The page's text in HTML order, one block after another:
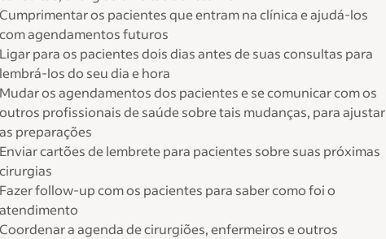
Cumprimentar os pacientes que entram na clínica e ajudá-los
com agendamentos futuros
Ligar para os pacientes dois dias antes de suas consultas para
lembrá-los do seu dia e hora
Mudar os agendamentos dos pacientes e se comunicar com os
outros profissionais de saúde sobre tais mudanças, para ajustar
as preparações
Enviar cartões de lembrete para pacientes sobre suas próximas
cirurgias
Fazer follow-up com os pacientes para saber como foi o
atendimento
Coordenar a agenda de cirurgiões, enfermeiros e outros